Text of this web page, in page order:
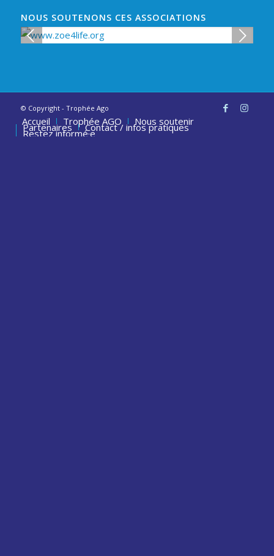
NOUS SOUTENONS CES ASSOCIATIONS
© Copyright - Trophée Ago
Accueil Trophée AGO Nous soutenir
Partenaires Contact / infos pratiques
Restez informé·e